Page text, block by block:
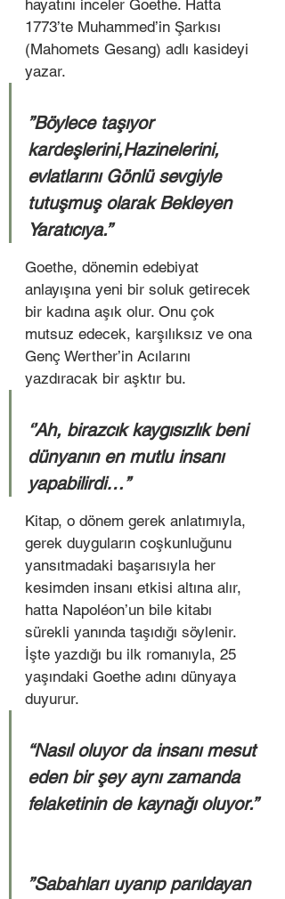
hayatını inceler Goethe. Hatta
1773’te Muhammed’in Şarkısı
(Mahomets Gesang) adlı kasideyi
yazar.
”Böylece taşıyor
kardeşlerini,Hazinelerini,
evlatlarını Gönlü sevgiyle
tutuşmuş olarak Bekleyen
Yaratıcıya.”
Goethe, dönemin edebiyat
anlayışına yeni bir soluk getirecek
bir kadına aşık olur. Onu çok
mutsuz edecek, karşılıksız ve ona
Genç Werther’in Acılarını
yazdıracak bir aşktır bu.
‘’Ah, birazcık kaygısızlık beni
dünyanın en mutlu insanı
yapabilirdi…’’
Kitap, o dönem gerek anlatımıyla,
gerek duyguların coşkunluğunu
yansıtmadaki başarısıyla her
kesimden insanı etkisi altına alır,
hatta Napoléon’un bile kitabı
sürekli yanında taşıdığı söylenir.
İşte yazdığı bu ilk romanıyla, 25
yaşındaki Goethe adını dünyaya
duyurur.
“Nasıl oluyor da insanı mesut
eden bir şey aynı zamanda
felaketinin de kaynağı oluyor.”
”Sabahları uyanıp parıldayan